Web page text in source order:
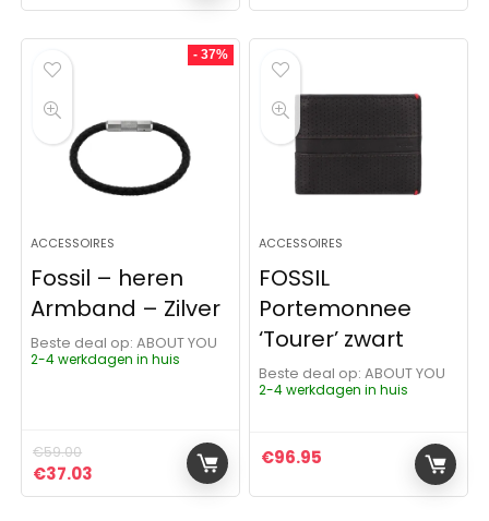
- 37%
ACCESSOIRES
Fossil – heren
Armband – Zilver
Beste deal op:
ABOUT YOU
2-4 werkdagen in huis
€59.00
Oorspronkelijke prijs was: €59.00.
€37.03 Huidige prijs is: €37.03.
ACCESSOIRES
FOSSIL
Portemonnee
‘Tourer’ zwart
Beste deal op:
ABOUT YOU
2-4 werkdagen in huis
€96.95